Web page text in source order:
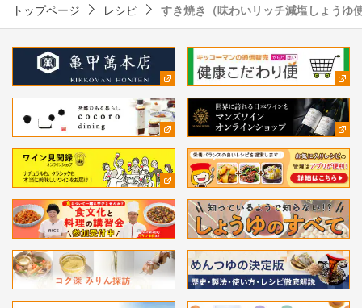
トップページ レシピ すき焼き（味わいリッチ減塩しょうゆ